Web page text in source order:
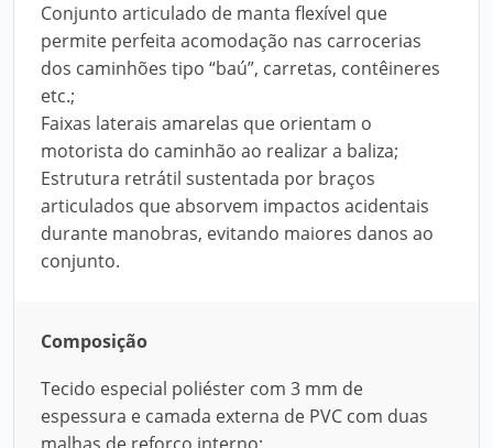
Conjunto articulado de manta flexível que
permite perfeita acomodação nas carrocerias
dos caminhões tipo “baú”, carretas, contêineres
etc.;
Faixas laterais amarelas que orientam o
motorista do caminhão ao realizar a baliza;
Estrutura retrátil sustentada por braços
articulados que absorvem impactos acidentais
durante manobras, evitando maiores danos ao
conjunto.
Composição
Tecido especial poliéster com 3 mm de
espessura e camada externa de PVC com duas